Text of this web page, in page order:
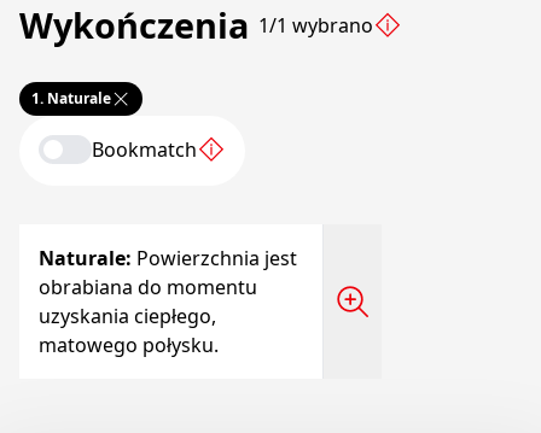
Wykończenia 1/1 wybrano
1. Naturale
Bookmatch
Naturale: Powierzchnia jest
obrabiana do momentu
uzyskania ciepłego,
matowego połysku.